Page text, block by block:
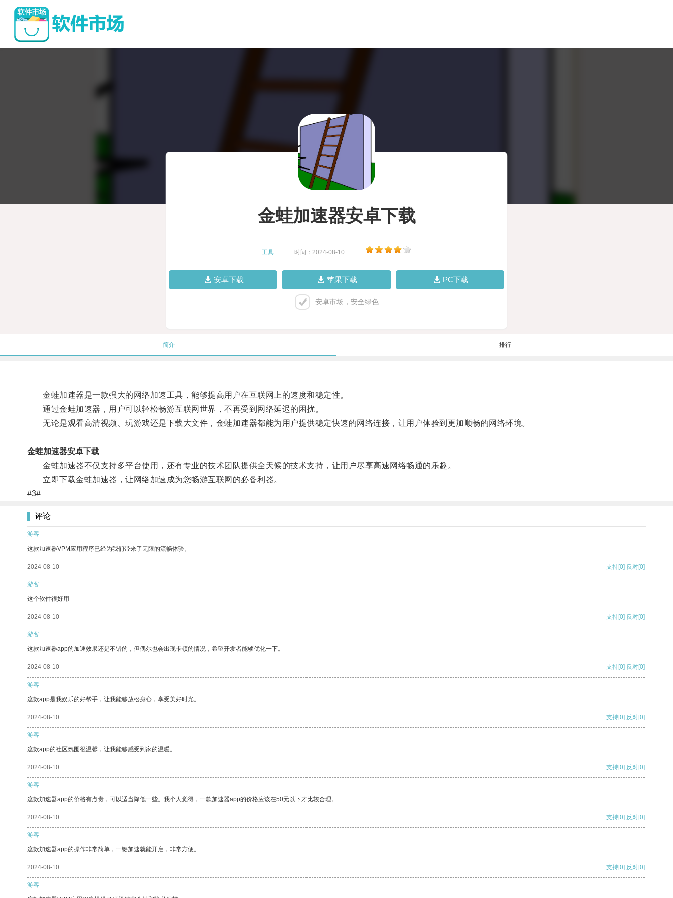
金蛙加速器安卓下载
工具 时间：2024-08-10
安卓下载 苹果下载 PC下载
安卓市场，安全绿色
简介 排行
金蛙加速器是一款强大的网络加速工具，能够提高用户在互联网上的速度和稳定性。
通过金蛙加速器，用户可以轻松畅游互联网世界，不再受到网络延迟的困扰。
无论是观看高清视频、玩游戏还是下载大文件，金蛙加速器都能为用户提供稳定快速的网络连接，让用户体验到更加顺畅的网络环境。
金蛙加速器安卓下载
金蛙加速器不仅支持多平台使用，还有专业的技术团队提供全天候的技术支持，让用户尽享高速网络畅通的乐趣。
立即下载金蛙加速器，让网络加速成为您畅游互联网的必备利器。
#3#
评论
游客
这款加速器VPM应用程序已经为我们带来了无限的流畅体验。
2024-08-10 支持[0] 反对[0]
游客
这个软件很好用
2024-08-10 支持[0] 反对[0]
游客
这款加速器app的加速效果还是不错的，但偶尔也会出现卡顿的情况，希望开发者能够优化一下。
2024-08-10 支持[0] 反对[0]
游客
这款app是我娱乐的好帮手，让我能够放松身心，享受美好时光。
2024-08-10 支持[0] 反对[0]
游客
这款app的社区氛围很温馨，让我能够感受到家的温暖。
2024-08-10 支持[0] 反对[0]
游客
这款加速器app的价格有点贵，可以适当降低一些。我个人觉得，一款加速器app的价格应该在50元以下才比较合理。
2024-08-10 支持[0] 反对[0]
游客
这款加速器app的操作非常简单，一键加速就能开启，非常方便。
2024-08-10 支持[0] 反对[0]
游客